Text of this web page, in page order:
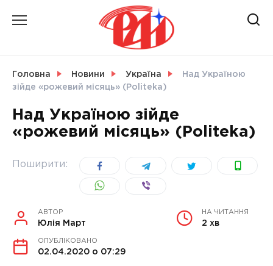
УКРАЇНА
Головна Новини Україна
Над Україною
зійде «рожевий місяць» (Politeka)
Над Україною зійде
«рожевий місяць» (Politeka)
Поширити:
АВТОР
Юлія Март
НА ЧИТАННЯ
2 хв
ОПУБЛІКОВАНО
02.04.2020 о 07:29